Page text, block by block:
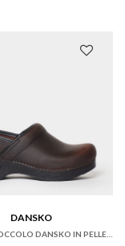
DANSKO
CLASSICO ZOCCOLO DANSKO IN PELLE ANTIQUE BROWN